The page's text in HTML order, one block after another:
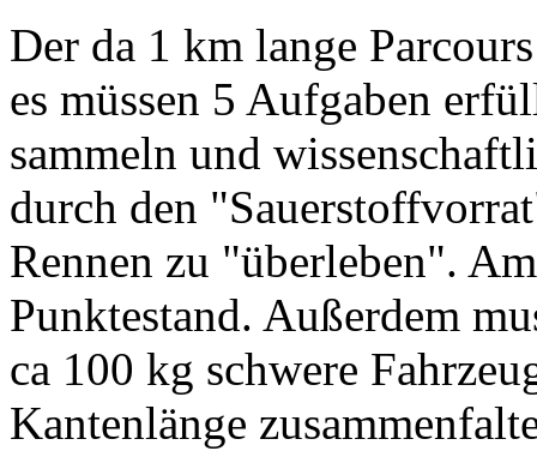
Der da 1 km lange
es müssen 5 Aufgaben
sammeln und
durch den
Rennen zu "überleben".
Punktestand. Außerdem
ca 100 kg schwere
Kantenlänge